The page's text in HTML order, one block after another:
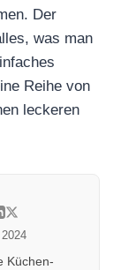
Der
was man
Reihe von
leckeren
Küchen-